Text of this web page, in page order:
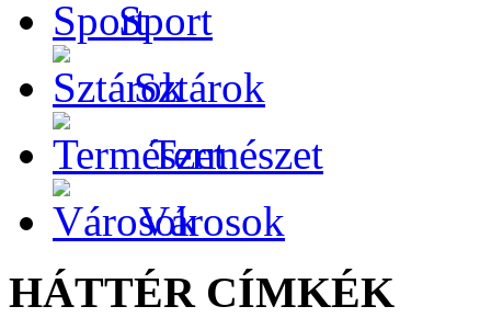
Sport
Sztárok
Természet
Városok
HÁTTÉR CÍMKÉK